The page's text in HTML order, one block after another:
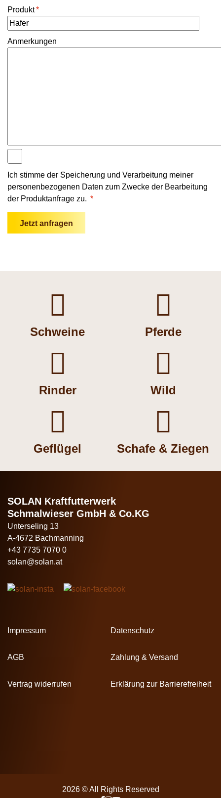
Produkt*
Anmerkungen
Ich stimme der Speicherung und Verarbeitung meiner
personenbezogenen Daten zum Zwecke der Bearbeitung
der Produktanfrage zu. *
Jetzt anfragen

Schweine

Pferde

Rinder

Wild

Geflügel

Schafe & Ziegen
SOLAN Kraftfutterwerk
Schmalwieser GmbH & Co.KG
Unterseling 13
A-4672 Bachmanning
+43 7735 7070 0
solan@solan.at
Impressum Datenschutz
AGB Zahlung & Versand
Vertrag widerrufen Erklärung zur Barrierefreiheit
2026 © All Rights Reserved